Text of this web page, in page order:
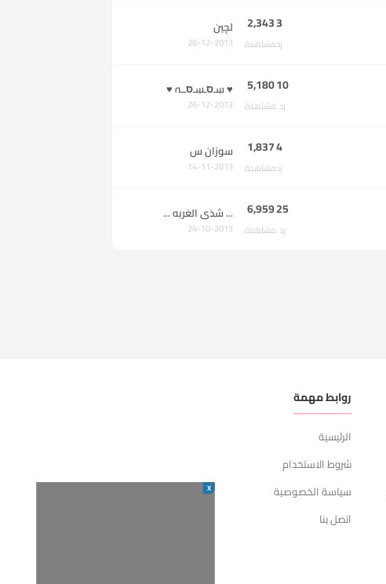
3
رد
2,343
مشاهدة
لچين
26-12-2013
10
رد
5,180
مشاهدة
♥ سِـסּـسِـסּــہ ♥
26-12-2013
4
رد
1,837
مشاهدة
سوزان س
14-11-2013
25
رد
6,959
مشاهدة
... شذى الغربه ...
24-10-2013
روابط مهمة
الرئيسية
شروط الاستخدام
سياسة الخصوصية
اتصل بنا
X